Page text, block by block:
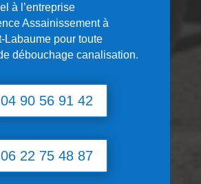
à l’entreprise
Assainissement à
Labaumepour toute
débouchage canalisation.
04 90 56 91 42
06 22 75 48 87